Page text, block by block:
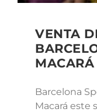
VENTA
MACARÁ
Barcelona
Macará este